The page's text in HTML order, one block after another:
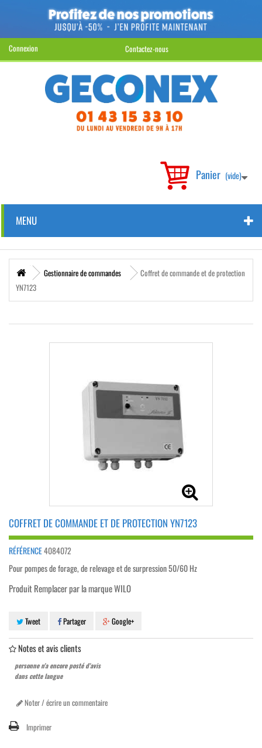
Connexion Contactez-nous
Panier (vide)
MENU
Gestionnaire de commandes
Coffret de commande et de protection
YN7123
COFFRET DE COMMANDE ET DE PROTECTION YN7123
RÉFÉRENCE4084072
Pour pompes de forage, de relevage et de surpression 50/60 Hz
Produit Remplacer par la marque WILO
Tweet Partager Google+
Notes et avis clients
personne n'a encore posté d'avis
dans cette langue
Noter / écrire un commentaire
Imprimer